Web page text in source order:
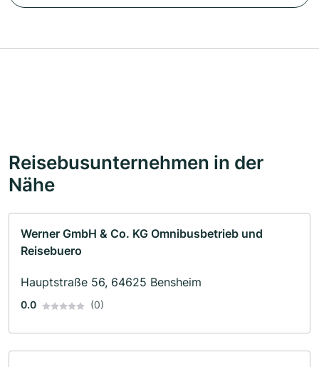
Reisebusunternehmen in der
Nähe
Werner GmbH & Co. KG Omnibusbetrieb und
Reisebuero
Hauptstraße 56, 64625 Bensheim
0.0 (0)